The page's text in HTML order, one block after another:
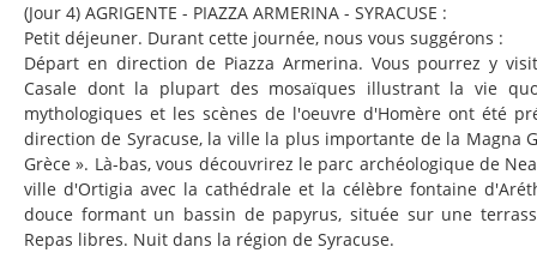
(Jour 4) AGRIGENTE - PIAZZA ARMERINA - SYRACUSE :
Petit déjeuner. Durant cette journée, nous vous suggérons :
Départ en direction de Piazza Armerina. Vous pourrez y
Casale dont la plupart des mosaïques illustrant la vie
mythologiques et les scènes de l'oeuvre d'Homère ont été
direction de Syracuse, la ville la plus importante de la Magna
Grèce ». Là-bas, vous découvrirez le parc archéologique de
ville d'Ortigia avec la cathédrale et la célèbre fontaine
douce formant un bassin de papyrus, située sur une
Repas libres. Nuit dans la région de Syracuse.